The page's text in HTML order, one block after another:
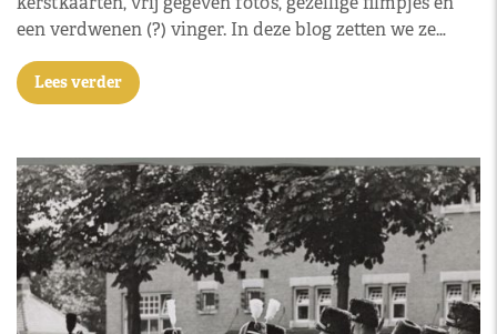
een verdwenen (?) vinger. In deze blog zetten we ze…
Lees verder